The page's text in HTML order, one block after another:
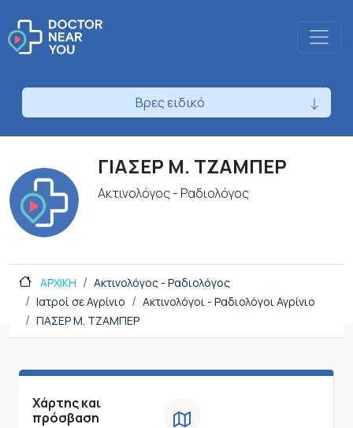
Βρες ειδικό
ΓΙΑΣΕΡ Μ. ΤΖΑΜΠΕΡ
Ακτινολόγος - Ραδιολόγος
ΑΡΧΙΚΗ
Ακτινολόγος - Ραδιολόγος
Ιατροί σε Αγρίνιο
Ακτινολόγοι - Ραδιολόγοι Αγρίνιο
ΓΙΑΣΕΡ Μ. ΤΖΑΜΠΕΡ
Χάρτης και
πρόσβαση